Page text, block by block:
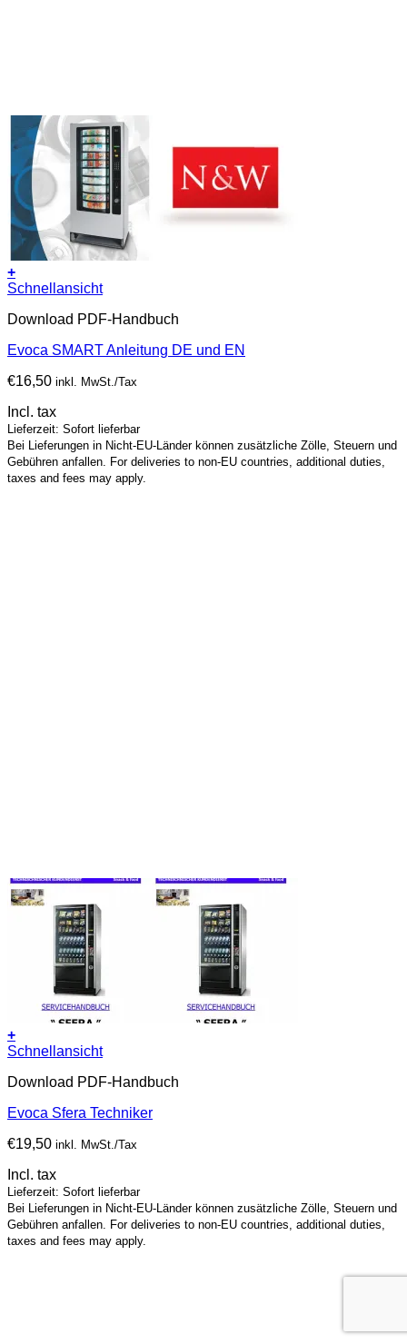
+
Schnellansicht
Download PDF-Handbuch
Evoca SMART Anleitung DE und EN
€16,50 inkl. MwSt./Tax
Incl. tax
Lieferzeit: Sofort lieferbar
Bei Lieferungen in Nicht-EU-Länder können zusätzliche Zölle, Steuern und
Gebühren anfallen. For deliveries to non-EU countries, additional duties,
taxes and fees may apply.
+
Schnellansicht
Download PDF-Handbuch
Evoca Sfera Techniker
€19,50 inkl. MwSt./Tax
Incl. tax
Lieferzeit: Sofort lieferbar
Bei Lieferungen in Nicht-EU-Länder können zusätzliche Zölle, Steuern und
Gebühren anfallen. For deliveries to non-EU countries, additional duties,
taxes and fees may apply.